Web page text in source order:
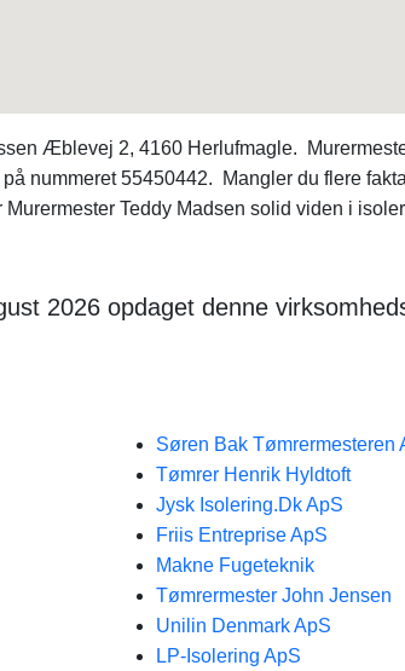
Æblevej 2, 4160 Herlufmagle.
nummeret 55450442. Mangler du flere
Teddy Madsen solid viden i
2026 opdaget denne
Søren Bak Tømrermesteren
Tømrer Henrik Hyldtoft
Jysk Isolering.Dk ApS
Friis Entreprise ApS
Makne Fugeteknik
Tømrermester John Jensen
Unilin Denmark ApS
LP-Isolering ApS